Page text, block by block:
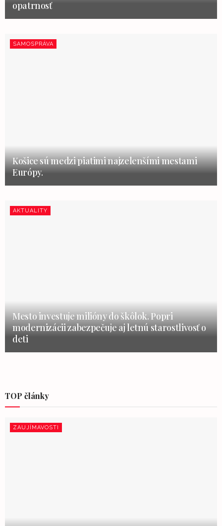
opatrnosť
SAMOSPRÁVA
Košice sú medzi piatimi najzelenšími mestami
Európy.
AKTUALITY
Mesto investuje milióny do škôlok. Popri
modernizácii zabezpečuje aj letnú starostlivosť o
deti
TOP články
ZAUJÍMAVOSTI